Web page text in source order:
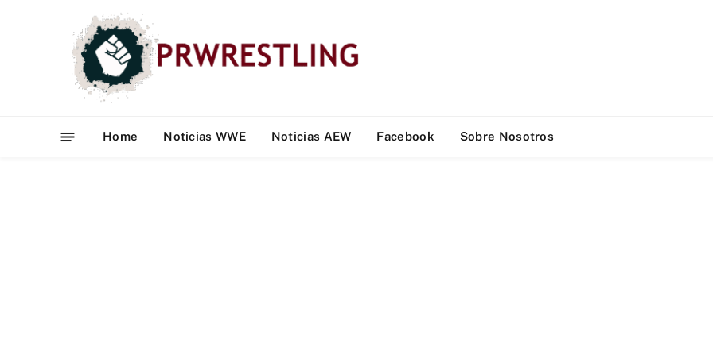
Home Noticias WWE Noticias AEW Facebook Sobre Nosotros